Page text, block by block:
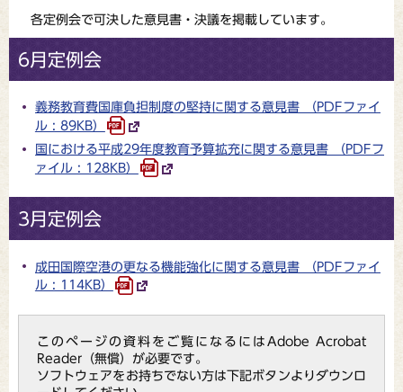
各定例会で可決した意見書・決議を掲載しています。
6月定例会
義務教育費国庫負担制度の堅持に関する意見書 （PDFファイ
ル : 89KB）
国における平成29年度教育予算拡充に関する意見書 （PDFフ
ァイル : 128KB）
3月定例会
成田国際空港の更なる機能強化に関する意見書 （PDFファイ
ル : 114KB）
このページの資料をご覧になるにはAdobe Acrobat
Reader（無償）が必要です。
ソフトウェアをお持ちでない方は下記ボタンよりダウンロ